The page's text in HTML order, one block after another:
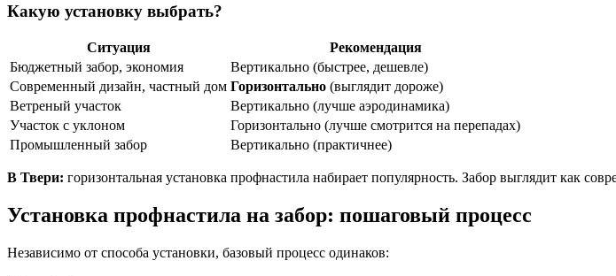
Какую установку выбрать?
Ситуация
Рекомендация
Бюджетный забор, экономия
Вертикально (быстрее, дешевле)
Современный дизайн, частный дом Горизонтально (выглядит дороже)
Ветреный участок
Вертикально (лучше аэродинамика)
Участок с уклоном
Горизонтально (лучше смотрится на перепадах)
Промышленный забор
Вертикально (практичнее)
В Твери: горизонтальная установка профнастила набирает популярность. Забор выглядит как
Установка профнастила на забор: пошаговый процесс
Независимо от способа установки, базовый процесс одинаков: